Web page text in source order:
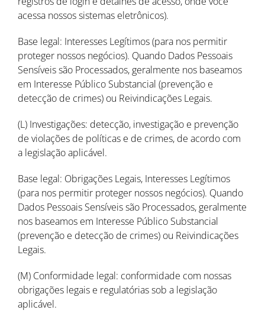
acessa nossos sistemas eletrônicos).
Base legal: Interesses Legítimos (para nos permitir
proteger nossos negócios). Quando Dados Pessoais
Sensíveis são Processados, geralmente nos baseamos
em Interesse Público Substancial (prevenção e
detecção de crimes) ou Reivindicações Legais.
(L) Investigações: detecção, investigação e prevenção
de violações de políticas e de crimes, de acordo com
a legislação aplicável.
Base legal: Obrigações Legais, Interesses Legítimos
(para nos permitir proteger nossos negócios). Quando
Dados Pessoais Sensíveis são Processados, geralmente
nos baseamos em Interesse Público Substancial
(prevenção e detecção de crimes) ou Reivindicações
Legais.
(M) Conformidade legal: conformidade com nossas
obrigações legais e regulatórias sob a legislação
aplicável.